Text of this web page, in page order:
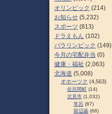
オリンピック (214)
お知らせ (5,232)
スポーツ (813)
ドラえもん (102)
パラリンピック (149)
今月の宅配弁当 (0)
健康・福祉 (2,063)
北海道 (5,008)
オホーツク (4,563)
佐呂間町 (14)
北見市 (1,032)
常呂 (87)
留辺蘂 (68)